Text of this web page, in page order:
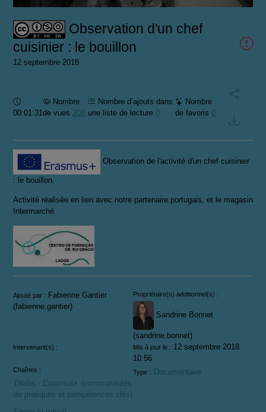
vidéo
Observation d'un chef
cuisinier : le bouillon
12 septembre 2018
Durée :
00:01:31
Nombre
de vues 208
Nombre d’ajouts dans
une liste de lecture 0
Nombre
de favoris 0
Observation de l'activité d'un chef cuisinier
: le bouillon.
Activité réalisée en lien avec notre partenaire portugais, et le magasin
Intermarché.
Informations
Ajouté par : Fabienne Gantier
(fabienne.gantier)
Propriétaire(s) additionnel(s) :
Sandrine Bonnet
(sandrine.bonnet)
Intervenant(s) : Mis à jour le : 12 septembre 2018
10:56
Chaînes :
Dilabs - Erasmus+ (communautés
de pratiques et compétences clés)
Type : Documentaire